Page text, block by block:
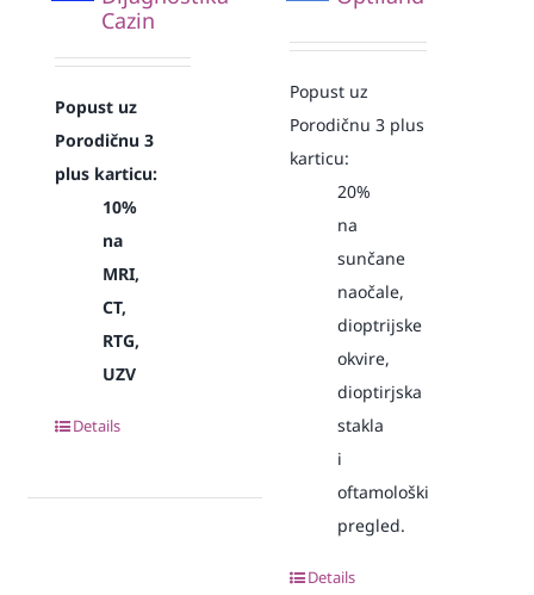
Cazin
Popust uz
Porodičnu 3
plus karticu:
10%
na
MRI,
CT,
RTG,
UZV
Details
Popust uz
Porodičnu 3 plus
karticu:
20%
na
sunčane
naočale,
dioptrijske
okvire,
dioptirjska
stakla
i
oftamološki
pregled.
Details